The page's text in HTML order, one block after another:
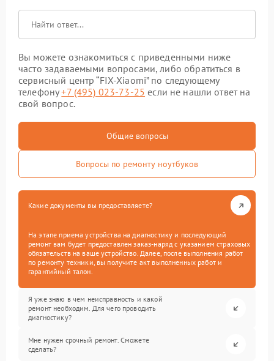
Вы можете ознакомиться с приведенными ниже
часто задаваемыми вопросами, либо обратиться в
сервисный центр “FIX-Xiaomi” по следующему
телефону+7 (495) 023-73-25 если не нашли ответ на
свой вопрос.
Общие вопросы
Вопросы по ремонту ноутбуков
Какие документы вы предоставляете?
На этапе приема устройства на диагностику и последующий
ремонт вам будет предоставлен заказ-наряд с указанием страховых
обязательств на ваше устройство. Далее, после выполнения работ
по ремонту техники, вы получите акт выполненных работ и
гарантийный талон.
Я уже знаю в чем неисправность и какой
ремонт необходим. Для чего проводить
диагностику?
Мне нужен срочный ремонт. Сможете
сделать?